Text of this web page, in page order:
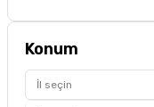
Konum
İl seçin